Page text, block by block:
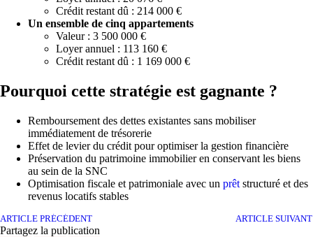
Crédit restant dû : 214 000 €
Un ensemble de cinq appartements
Valeur : 3 500 000 €
Loyer annuel : 113 160 €
Crédit restant dû : 1 169 000 €
Pourquoi cette stratégie est gagnante ?
Remboursement des dettes existantes sans mobiliser
immédiatement de trésorerie
Effet de levier du crédit pour optimiser la gestion financière
Préservation du patrimoine immobilier en conservant les biens
au sein de la SNC
Optimisation fiscale et patrimoniale avec un prêt structuré et des
revenus locatifs stables
ARTICLE PRÉCÉDENT ARTICLE SUIVANT
Partagez la publication